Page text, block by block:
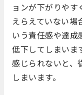
ョンが下がりや
えらえていない場
いう責任感や達成
低下してしまいま
感じられないと、
しまいます。